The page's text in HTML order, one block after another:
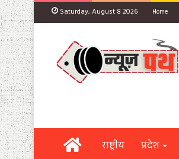
Saturday, August 8 2026 Home
Homeराष्ट्रीय प्रदेश